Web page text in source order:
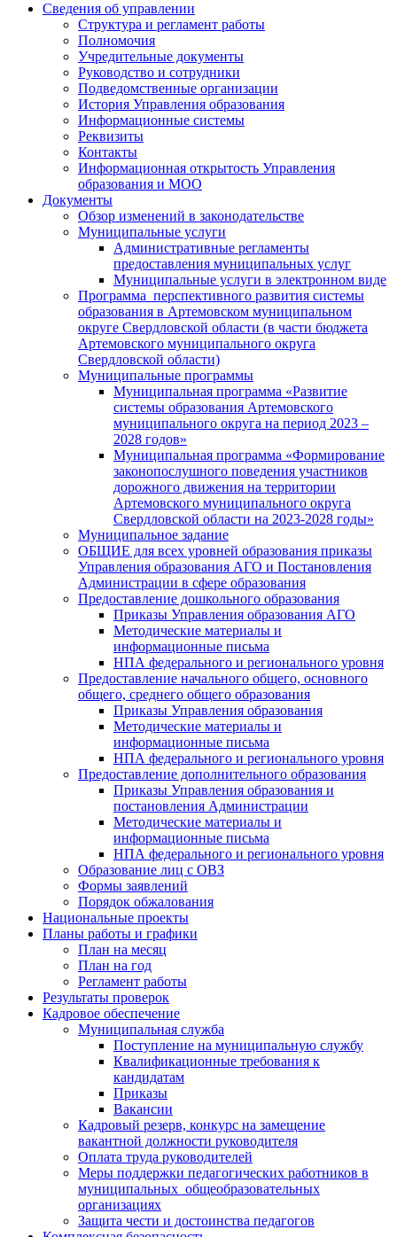
Сведения об управлении
Структура и регламент работы
Полномочия
Учредительные документы
Руководство и сотрудники
Подведомственные организации
История Управления образования
Информационные системы
Реквизиты
Контакты
Информационная открытость Управления
образования и МОО
Документы
Обзор изменений в законодательстве
Муниципальные услуги
Административные регламенты
предоставления муниципальных услуг
Муниципальные услуги в электронном виде
Программа перспективного развития системы
образования в Артемовском муниципальном
округе Свердловской области (в части бюджета
Артемовского муниципального округа
Свердловской области)
Муниципальные программы
Муниципальная программа «Развитие
системы образования Артемовского
муниципального округа на период 2023 –
2028 годов»
Муниципальная программа «Формирование
законопослушного поведения участников
дорожного движения на территории
Артемовского муниципального округа
Свердловской области на 2023-2028 годы»
Муниципальное задание
ОБЩИЕ для всех уровней образования приказы
Управления образования АГО и Постановления
Администрации в сфере образования
Предоставление дошкольного образования
Приказы Управления образования АГО
Методические материалы и
информационные письма
НПА федерального и регионального уровня
Предоставление начального общего, основного
общего, среднего общего образования
Приказы Управления образования
Методические материалы и
информационные письма
НПА федерального и регионального уровня
Предоставление дополнительного образования
Приказы Управления образования и
постановления Администрации
Методические материалы и
информационные письма
НПА федерального и регионального уровня
Образование лиц с ОВЗ
Формы заявлений
Порядок обжалования
Национальные проекты
Планы работы и графики
План на месяц
План на год
Регламент работы
Результаты проверок
Кадровое обеспечение
Муниципальная служба
Поступление на муниципальную службу
Квалификационные требования к
кандидатам
Приказы
Вакансии
Кадровый резерв, конкурс на замещение
вакантной должности руководителя
Оплата труда руководителей
Меры поддержки педагогических работников в
муниципальных общеобразовательных
организациях
Защита чести и достоинства педагогов